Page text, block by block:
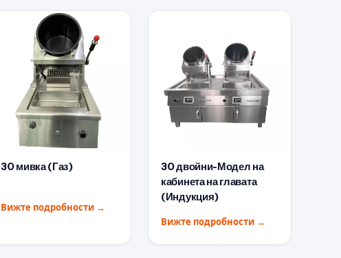
30 мивка (Газ)
Вижте подробности →
30 двойни-Модел на
кабинета на главата
(Индукция)
Вижте подробности →